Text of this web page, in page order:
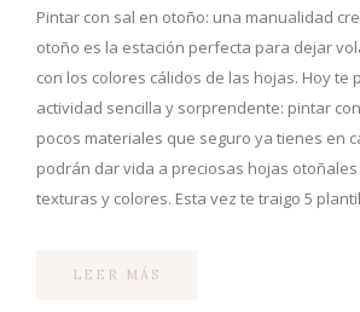
Pintar con sal en otoño: una manualidad
otoño es la estación perfecta para dejar
con los colores cálidos de las hojas. Hoy te
actividad sencilla y sorprendente: pintar
pocos materiales que seguro ya tienes en
podrán dar vida a preciosas hojas
texturas y colores. Esta vez te traigo 5
LEER MÁS